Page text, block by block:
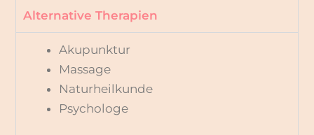
Alternative Therapien
Akupunktur
Massage
Naturheilkunde
Psychologe